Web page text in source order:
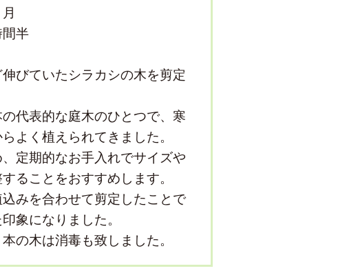
半
びていたシラカシの木を剪定
代表的な庭木のひとつで、寒
よく植えられてきました。
定期的なお手入れでサイズや
ることをおすすめします。
みを合わせて剪定したことで
象になりました。
の木は消毒も致しました。